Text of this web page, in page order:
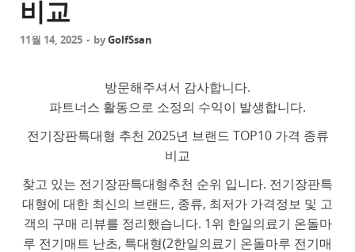
비교
11월 14, 2025 - byGolfSsan
방문해주셔서 감사합니다.
파트너스 활동으로 소정의 수익이 발생합니다.
전기장판특대형 추천 2025년 브랜드 TOP10 가격 종류
비교
찾고 있는 전기장판특대형추천 순위 입니다. 전기장판특
대형에 대한 최신의 브랜드, 종류, 최저가 가격정보 및 고
객의 구매 리뷰를 정리했습니다. 1위 한일의료기 온돌마
루 전기매트 난초, 특대형(2한일의료기 온돌마루 전기매